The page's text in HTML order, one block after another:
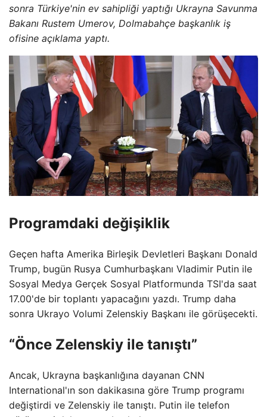
sonra Türkiye'nin ev sahipliği yaptığı Ukrayna Savunma
Bakanı Rustem Umerov, Dolmabahçe başkanlık iş
ofisine açıklama yaptı.
Programdaki değişiklik
Geçen hafta Amerika Birleşik Devletleri Başkanı Donald
Trump, bugün Rusya Cumhurbaşkanı Vladimir Putin ile
Sosyal Medya Gerçek Sosyal Platformunda TSI'da saat
17.00'de bir toplantı yapacağını yazdı. Trump daha
sonra Ukrayo Volumi Zelenskiy Başkanı ile görüşecekti.
“Önce Zelenskiy ile tanıştı”
Ancak, Ukrayna başkanlığına dayanan CNN
International'ın son dakikasına göre Trump programı
değiştirdi ve Zelenskiy ile tanıştı. Putin ile telefon